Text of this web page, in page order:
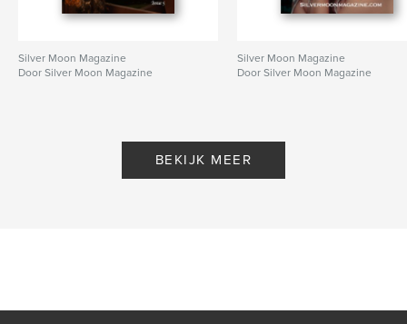
Silver Moon Magazine
Door Silver Moon Magazine
Silver Moon Magazine
Door Silver Moon Magazine
BEKIJK MEER